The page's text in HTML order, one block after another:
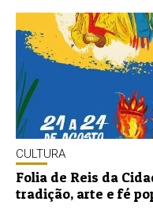
CULTURA
Folia de Reis da
tradição, arte e fé